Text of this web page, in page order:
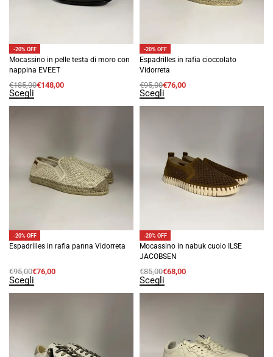
-20% OFF
Mocassino in pelle testa di moro con
nappina EVEET
€185,00€148,00
Scegli
-20% OFF
Espadrilles in rafia cioccolato
Vidorreta
€95,00€76,00
Scegli
-20% OFF
Espadrilles in rafia panna Vidorreta
€95,00€76,00
Scegli
-20% OFF
Mocassino in nabuk cuoio ILSE
JACOBSEN
€85,00€68,00
Scegli